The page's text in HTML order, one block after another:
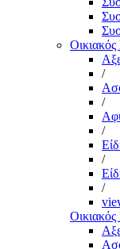
/
/
/
/
/